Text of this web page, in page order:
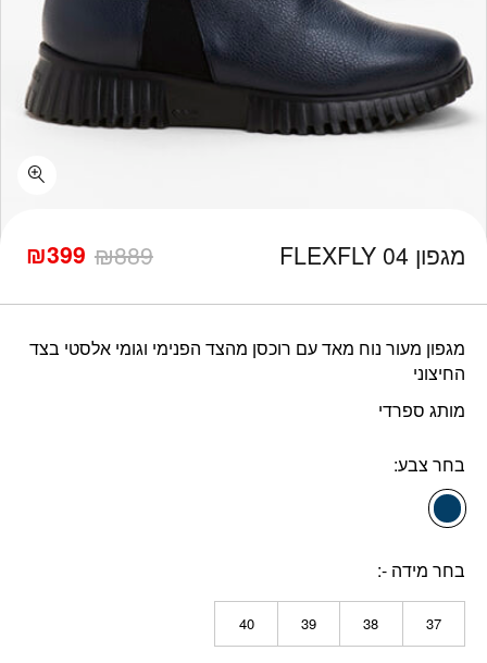
מגפון FLEXFLY 04 ₪889
המחיר
המקורי
₪889.
₪399 המחיר
הנוכחי
₪399.
מגפון מעור נוח מאד עם רוכסן מהצד הפנימי וגומי אלסטי בצד
החיצוני
מותג ספרדי
בחר צבע
בחר מידה -
37
38
39
40